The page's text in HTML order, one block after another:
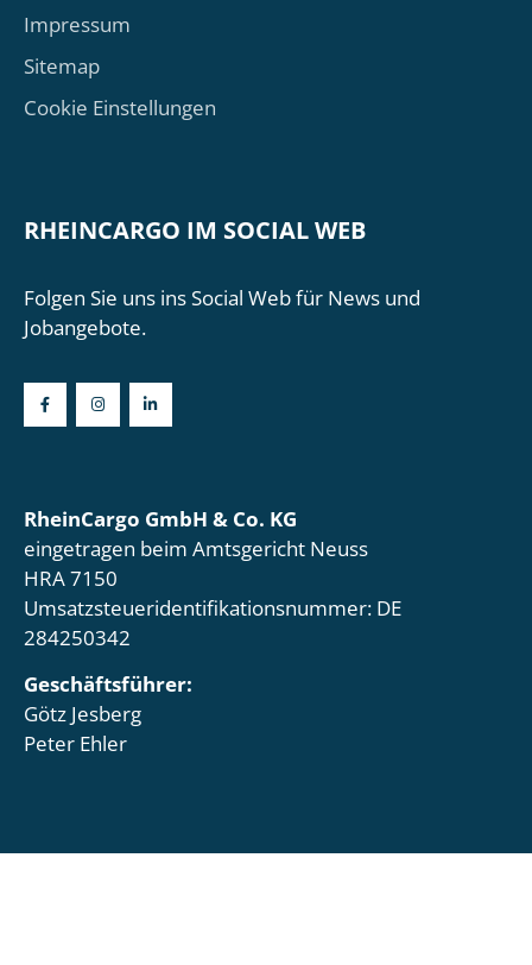
Impressum
Sitemap
Cookie Einstellungen
RHEINCARGO IM SOCIAL WEB
Folgen Sie uns ins Social Web für News und
Jobangebote.
RheinCargo GmbH & Co. KG
eingetragen beim Amtsgericht Neuss
HRA 7150
Umsatzsteueridentifikationsnummer: DE
284250342
Geschäftsführer:
Götz Jesberg
Peter Ehler